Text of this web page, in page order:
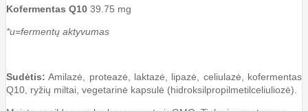
Kofermentas Q10 39.75 mg
*u=fermentų aktyvumas
Sudėtis: Amilazė, proteazė, laktazė, lipazė, celiulazė, kofermentas
Q10, ryžių miltai, vegetarinė kapsulė (hidroksilpropilmetilceliuliozė).